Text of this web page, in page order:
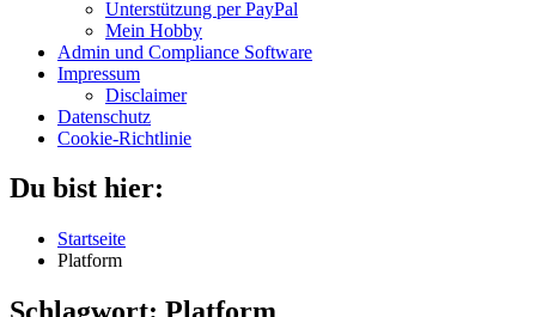
Unterstützung per PayPal
Mein Hobby
Admin und Compliance Software
Impressum
Disclaimer
Datenschutz
Cookie-Richtlinie
Du bist hier:
Startseite
Platform